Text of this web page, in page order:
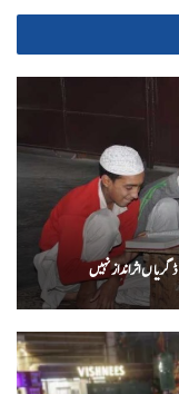
ں اثرانداز نہیں